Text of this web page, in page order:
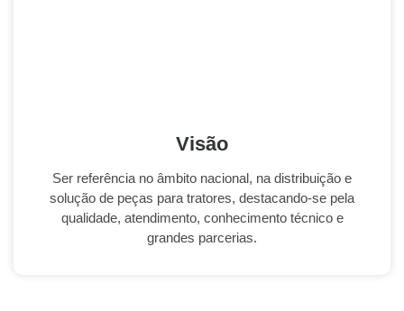
Visão
Ser referência no âmbito nacional, na distribuição e
solução de peças para tratores, destacando-se pela
qualidade, atendimento, conhecimento técnico e
grandes parcerias.